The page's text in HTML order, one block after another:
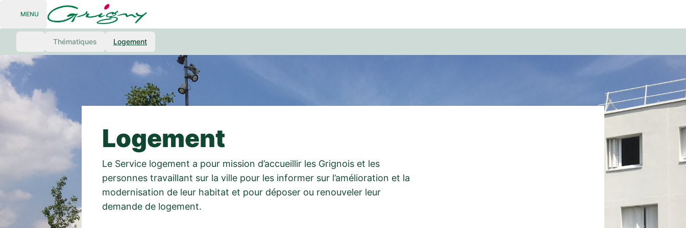
Open navigation
MENU
Thématiques Logement
Logement
Le Service logement a pour mission d’accueillir les Grignois et les
personnes travaillant sur la ville pour les informer sur l’amélioration et la
modernisation de leur habitat et pour déposer ou renouveler leur
demande de logement.